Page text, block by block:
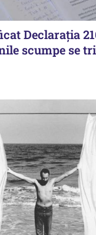
Declarația
scumpe se